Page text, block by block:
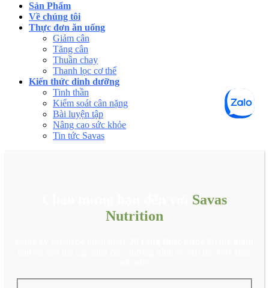
Sản Phẩm
Về chúng tôi
Thực đơn ăn uống
Giảm cân
Tăng cân
Thuần chay
Thanh lọc cơ thể
Kiến thức dinh dưỡng
Tinh thần
Kiểm soát cân nặng
Bài luyện tập
Nâng cao sức khỏe
Tin tức Savas
Savas
Nutrition